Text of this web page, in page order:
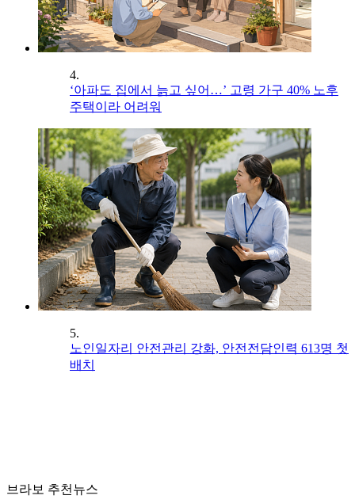
4.
‘아파도 집에서 늙고 싶어…’ 고령 가구 40% 노후
주택이라 어려워
5.
노인일자리 안전관리 강화, 안전전담인력 613명 첫
배치
브라보 추천뉴스